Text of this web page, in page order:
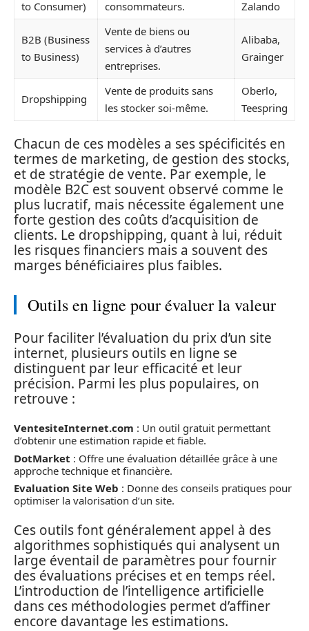
to Consumer) consommateurs. Zalando
B2B (Business
to Business)
Vente de biens ou
services à d’autres
entreprises.
Alibaba,
Grainger
Dropshipping
Vente de produits sans
les stocker soi-même.
Oberlo,
Teespring
Chacun de ces modèles a ses spécificités en
termes de marketing, de gestion des stocks,
et de stratégie de vente. Par exemple, le
modèle B2C est souvent observé comme le
plus lucratif, mais nécessite également une
forte gestion des coûts d’acquisition de
clients. Le dropshipping, quant à lui, réduit
les risques financiers mais a souvent des
marges bénéficiaires plus faibles.
Outils en ligne pour évaluer la valeur
Pour faciliter l’évaluation du prix d’un site
internet, plusieurs outils en ligne se
distinguent par leur efficacité et leur
précision. Parmi les plus populaires, on
retrouve :
VentesiteInternet.com : Un outil gratuit permettant
d’obtenir une estimation rapide et fiable.
DotMarket : Offre une évaluation détaillée grâce à une
approche technique et financière.
Evaluation Site Web : Donne des conseils pratiques pour
optimiser la valorisation d’un site.
Ces outils font généralement appel à des
algorithmes sophistiqués qui analysent un
large éventail de paramètres pour fournir
des évaluations précises et en temps réel.
L’introduction de l’intelligence artificielle
dans ces méthodologies permet d’affiner
encore davantage les estimations.